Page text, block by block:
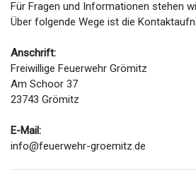
Für Fragen und Informationen stehen
Über folgende Wege ist die
Anschrift:
Freiwillige Feuerwehr Grömitz
Am Schoor 37
23743 Grömitz
E-Mail:
info@feuerwehr-groemitz.de